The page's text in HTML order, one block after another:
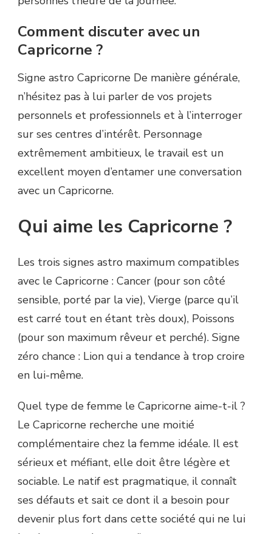
Comment discuter avec un
Capricorne ?
Signe astro Capricorne De manière générale,
n’hésitez pas à lui parler de vos projets
personnels et professionnels et à l’interroger
sur ses centres d’intérêt. Personnage
extrêmement ambitieux, le travail est un
excellent moyen d’entamer une conversation
avec un Capricorne.
Qui aime les Capricorne ?
Les trois signes astro maximum compatibles
avec le Capricorne : Cancer (pour son côté
sensible, porté par la vie), Vierge (parce qu’il
est carré tout en étant très doux), Poissons
(pour son maximum rêveur et perché). Signe
zéro chance : Lion qui a tendance à trop croire
en lui-même.
Quel type de femme le Capricorne aime-t-il ?
Le Capricorne recherche une moitié
complémentaire chez la femme idéale. Il est
sérieux et méfiant, elle doit être légère et
sociable. Le natif est pragmatique, il connaît
ses défauts et sait ce dont il a besoin pour
devenir plus fort dans cette société qui ne lui